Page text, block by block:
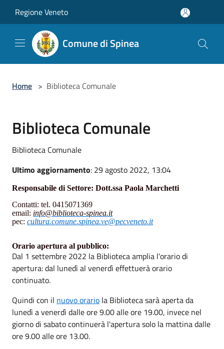
Regione Veneto
Comune di Spinea
Home > Biblioteca Comunale
Biblioteca Comunale
Biblioteca Comunale
Ultimo aggiornamento: 29 agosto 2022, 13:04
Responsabile di Settore: Dott.ssa Paola Marchetti
Contatti: tel. 0415071369
email: info@biblioteca-spinea.it
pec: cultura.comune.spinea.ve@pecveneto.it
Orario apertura al pubblico:
Dal 1 settembre 2022 la Biblioteca amplia l'orario di
apertura: dal lunedì al venerdì effettuerà orario
continuato.
Quindi con il nuovo orario la Biblioteca sarà aperta da
lunedì a venerdì dalle ore 9.00 alle ore 19.00, invece nel
giorno di sabato continuerà l'apertura solo la mattina dalle
ore 9.00 alle ore 13.00.